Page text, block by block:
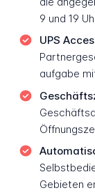
9 und 19
UPS
aufgabe
Gebieten